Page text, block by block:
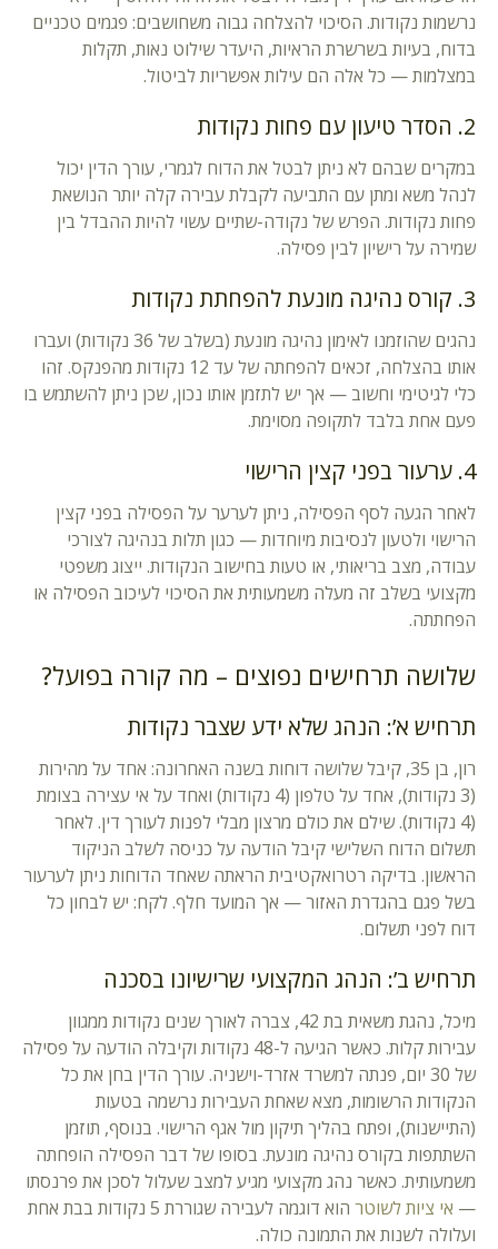
נרשמות נקודות. הסיכוי להצלחה גבוה משחושבים: פגמים טכניים
בדוח, בעיות בשרשרת הראיות, היעדר שילוט נאות, תקלות
במצלמות — כל אלה הם עילות אפשריות לביטול.
2. הסדר טיעון עם פחות נקודות
במקרים שבהם לא ניתן לבטל את הדוח לגמרי, עורך הדין יכול
לנהל משא ומתן עם התביעה לקבלת עבירה קלה יותר הנושאת
פחות נקודות. הפרש של נקודה-שתיים עשוי להיות ההבדל בין
שמירה על רישיון לבין פסילה.
3. קורס נהיגה מונעת להפחתת נקודות
נהגים שהוזמנו לאימון נהיגה מונעת (בשלב של 36 נקודות) ועברו
אותו בהצלחה, זכאים להפחתה של עד 12 נקודות מהפנקס. זהו
כלי לגיטימי וחשוב — אך יש לתזמן אותו נכון, שכן ניתן להשתמש בו
פעם אחת בלבד לתקופה מסוימת.
4. ערעור בפני קצין הרישוי
לאחר הגעה לסף הפסילה, ניתן לערער על הפסילה בפני קצין
הרישוי ולטעון לנסיבות מיוחדות — כגון תלות בנהיגה לצורכי
עבודה, מצב בריאותי, או טעות בחישוב הנקודות. ייצוג משפטי
מקצועי בשלב זה מעלה משמעותית את הסיכוי לעיכוב הפסילה או
הפחתתה.
שלושה תרחישים נפוצים – מה קורה בפועל?
תרחיש א’: הנהג שלא ידע שצבר נקודות
רון, בן 35, קיבל שלושה דוחות בשנה האחרונה: אחד על מהירות
(3 נקודות), אחד על טלפון (4 נקודות) ואחד על אי עצירה בצומת
(4 נקודות). שילם את כולם מרצון מבלי לפנות לעורך דין. לאחר
תשלום הדוח השלישי קיבל הודעה על כניסה לשלב הניקוד
הראשון. בדיקה רטרואקטיבית הראתה שאחד הדוחות ניתן לערעור
בשל פגם בהגדרת האזור — אך המועד חלף. לקח: יש לבחון כל
דוח לפני תשלום.
תרחיש ב’: הנהג המקצועי שרישיונו בסכנה
מיכל, נהגת משאית בת 42, צברה לאורך שנים נקודות ממגוון
עבירות קלות. כאשר הגיעה ל-48 נקודות וקיבלה הודעה על פסילה
של 30 יום, פנתה למשרד אזרד-וישניה. עורך הדין בחן את כל
הנקודות הרשומות, מצא שאחת העבירות נרשמה בטעות
(התיישנות), ופתח בהליך תיקון מול אגף הרישוי. בנוסף, תוזמן
השתתפות בקורס נהיגה מונעת. בסופו של דבר הפסילה הופחתה
משמעותית. כאשר נהג מקצועי מגיע למצב שעלול לסכן את פרנסתו
— אי ציות לשוטר
הוא דוגמה לעבירה שגוררת 5 נקודות בבת אחת
ועלולה לשנות את התמונה כולה.